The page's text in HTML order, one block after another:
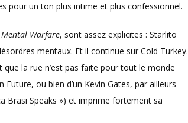
pour un ton plus intime et plus confessionnel.
Mental Warfare, sont assez explicites : Starlito
mentaux. Et il continue sur Cold Turkey.
la rue n’est pas faite pour tout le monde
Future, ou bien d’un Kevin Gates, par ailleurs
Brasi Speaks ») et imprime fortement sa